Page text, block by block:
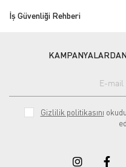
İş Güvenliği Rehberi
Gizlilik politikasını